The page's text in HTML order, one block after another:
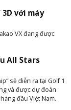
với máy
VX đang được
All Stars
sẽ diễn ra tại Golf 1
và được dự đoán
đầu Việt Nam.